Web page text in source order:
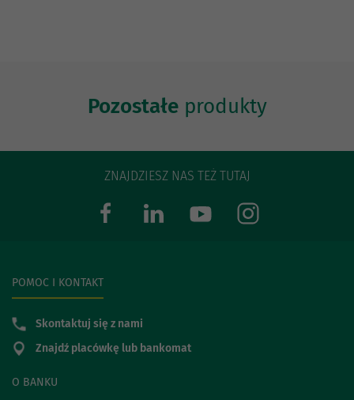
Pozostałeprodukty
ZNAJDZIESZ NAS TEŻ TUTAJ
O BANKU
POMOC I KONTAKT
Skontaktuj się z nami
Znajdź placówkę lub bankomat